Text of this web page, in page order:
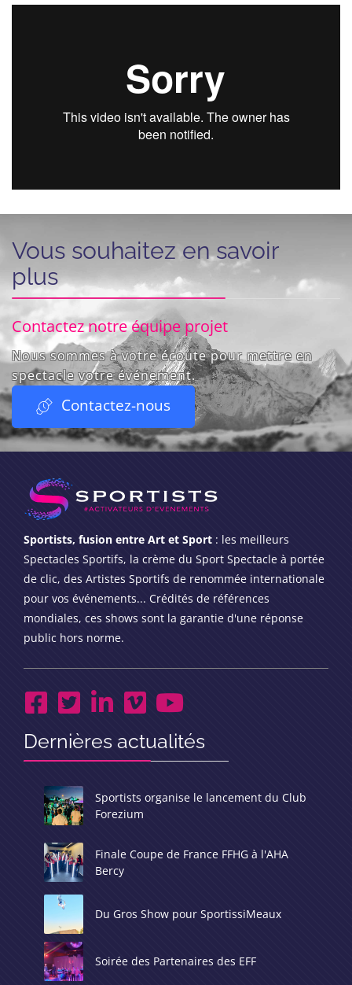
Vous souhaitez en savoir
plus
Contactez notre équipe projet
Nous sommes à votre écoute pour mettre en
spectacle votre événement.
Contactez-nous
Sportists, fusion entre Art et Sport : les meilleurs
Spectacles Sportifs, la crème du Sport Spectacle à portée
de clic, des Artistes Sportifs de renommée internationale
pour vos événements... Crédités de références
mondiales, ces shows sont la garantie d'une réponse
public hors norme.
Dernières actualités
Sportists organise le lancement du Club
Forezium
Finale Coupe de France FFHG à l'AHA
Bercy
Du Gros Show pour SportissiMeaux
Soirée des Partenaires des EFF